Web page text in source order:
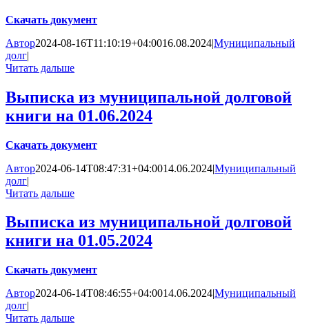
Скачать документ
Автор2024-08-16T11:10:19+04:0016.08.2024|Муниципальный
долг|
Читать дальше
Выписка из муниципальной долговой
книги на 01.06.2024
Скачать документ
Автор2024-06-14T08:47:31+04:0014.06.2024|Муниципальный
долг|
Читать дальше
Выписка из муниципальной долговой
книги на 01.05.2024
Скачать документ
Автор2024-06-14T08:46:55+04:0014.06.2024|Муниципальный
долг|
Читать дальше